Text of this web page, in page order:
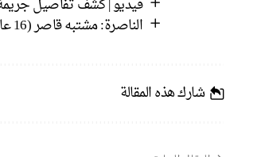
الناصرة: مشتبه قاصر (16 عامًا) بابتزاز تحت التهديد وإحراق مركبة.
شارك هذه المقالة